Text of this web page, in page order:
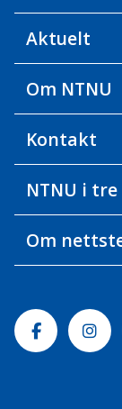
Aktuelt
Om NTNU
Kontakt
NTNU i
Om
Facebook